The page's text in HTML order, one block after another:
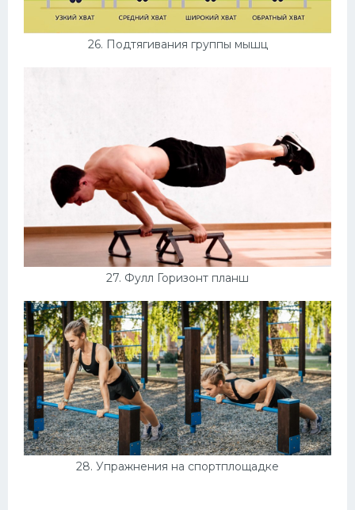
26. Подтягивания группы мышц
27. Фулл Горизонт планш
28. Упражнения на спортплощадке